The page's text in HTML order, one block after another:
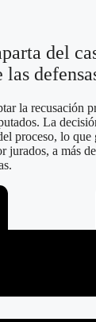
del
las
la recusación
La
proceso, lo que
jurados, a más